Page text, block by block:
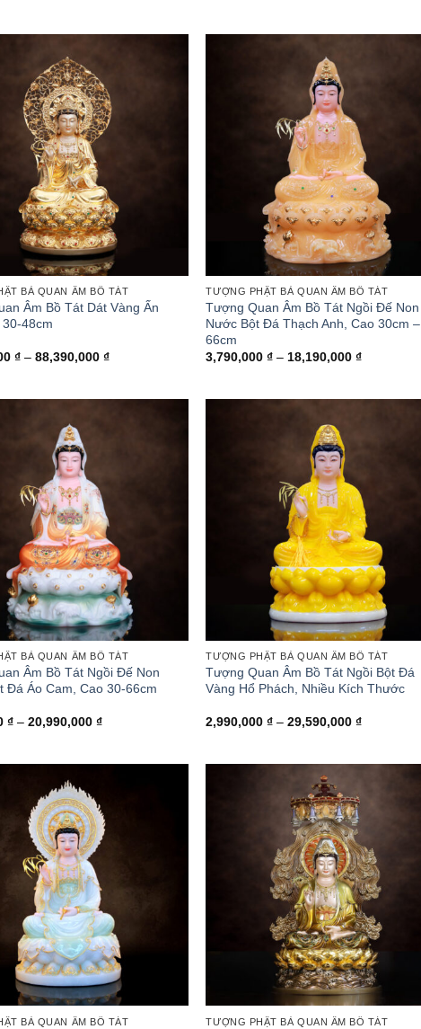
BÀ QUAN ÂM BỒ TÁT
Âm Bồ Tát Dát Vàng Ấn
48cm
₫ – 88,390,000₫Khoảng
TƯỢNG PHẬT BÀ QUAN ÂM BỒ TÁT
Tượng Quan Âm Bồ Tát Ngồi Đế Non
Nước Bột Đá Thạch Anh, Cao 30cm –
66cm
3,790,000₫ – 18,190,000₫Khoảng
BÀ QUAN ÂM BỒ TÁT
Âm Bồ Tát Ngồi Đế Non
Đá Áo Cam, Cao 30-66cm
₫ – 20,990,000₫Khoảng
TƯỢNG PHẬT BÀ QUAN ÂM BỒ TÁT
Tượng Quan Âm Bồ Tát Ngồi Bột Đá
Vàng Hổ Phách, Nhiều Kích Thước
2,990,000₫ – 29,590,000₫Khoảng
BÀ QUAN ÂM BỒ TÁT TƯỢNG PHẬT BÀ QUAN ÂM BỒ TÁT